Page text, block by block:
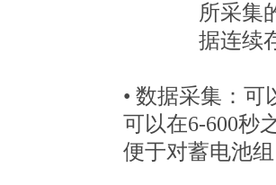
所采集
据连续
• 数据采集： 可
可以在6-600秒
便于对蓄电池